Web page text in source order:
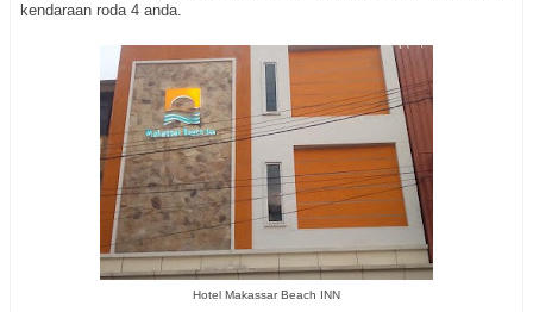
kendaraan roda 4 anda.
Hotel Makassar Beach INN